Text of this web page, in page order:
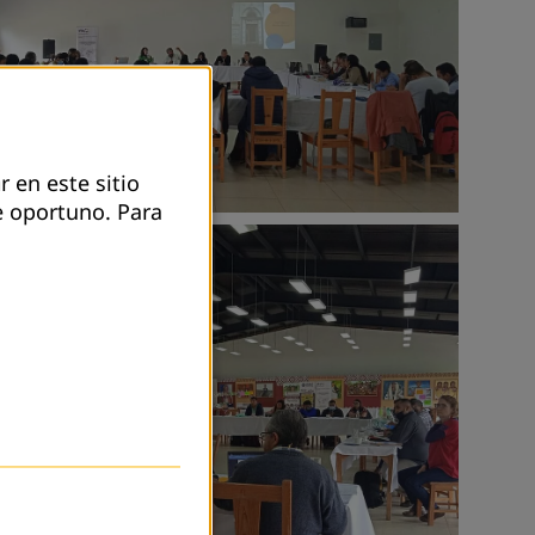
en este sitio
oportuno. Para